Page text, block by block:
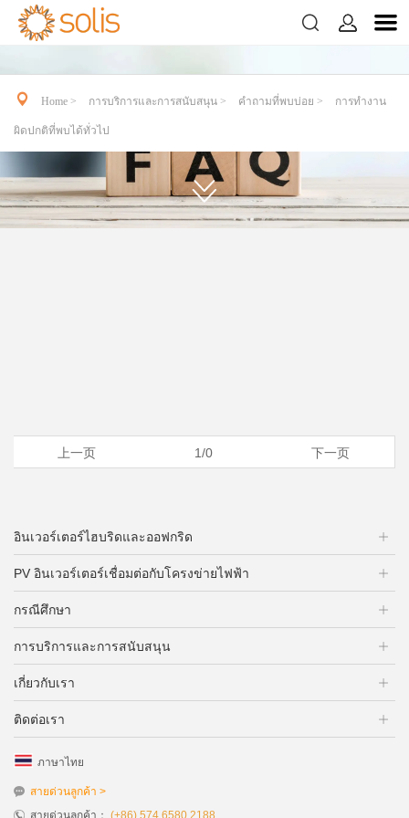
 
การทำงานผิดปกติที่พบได้ทั่วไป
 Home > การบริการและการสนับสนุน > คำถามที่พบบ่อย > การทำงาน
ผิดปกติที่พบได้ทั่วไป
上一页 1/0 下一页
อินเวอร์เตอร์ไฮบริดและออฟกริด
PV อินเวอร์เตอร์เชื่อมต่อกับโครงข่ายไฟฟ้า
กรณีศึกษา
การบริการและการสนับสนุน
เกี่ยวกับเรา
ติดต่อเรา
ภาษาไทย
สายด่วนลูกค้า >
สายด่วนลูกค้า： (+86) 574 6580 2188